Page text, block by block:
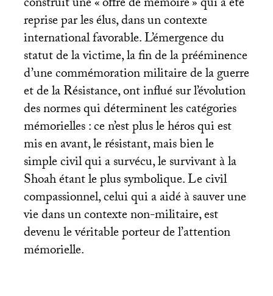
reprise par les élus, dans un contexte
international favorable. L’émergence du
statut de la victime, la fin de la prééminence
d’une commémoration militaire de la guerre
et de la Résistance, ont influé sur l’évolution
des normes qui déterminent les catégories
mémorielles : ce n’est plus le héros qui est
mis en avant, le résistant, mais bien le
simple civil qui a survécu, le survivant à la
Shoah étant le plus symbolique. Le civil
compassionnel, celui qui a aidé à sauver une
vie dans un contexte non-militaire, est
devenu le véritable porteur de l’attention
mémorielle.